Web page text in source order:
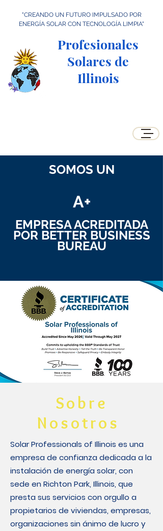
Profesionales
Solares de
Illinois
"CREANDO UN FUTURO IMPULSADO POR
ENERGÍA SOLAR CON TECNOLOGÍA LIMPIA"
SOMOS UN
A+
EMPRESA ACREDITADA
POR BETTER BUSINESS
BUREAU
Sobre
Nosotros
Solar Professionals of Illinois es una
empresa de confianza dedicada a la
instalación de energía solar, con
sede en Richton Park, Illinois, que
presta sus servicios con orgullo a
propietarios de viviendas, empresas,
organizaciones sin ánimo de lucro y